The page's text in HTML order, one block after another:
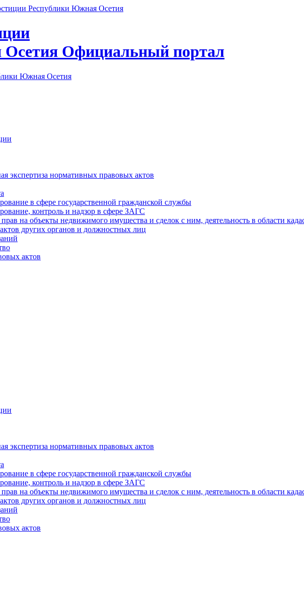
Официальный портал
экспертиза нормативных правовых актов
в сфере государственной гражданской службы
контроль и надзор в сфере ЗАГС
прав на объекты недвижимого имущества и сделок с ним, деятельность в области
других органов и должностных лиц
актов
экспертиза нормативных правовых актов
в сфере государственной гражданской службы
контроль и надзор в сфере ЗАГС
прав на объекты недвижимого имущества и сделок с ним, деятельность в области
других органов и должностных лиц
актов